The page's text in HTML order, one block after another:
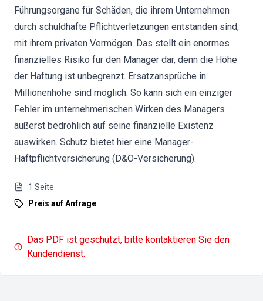
Führungsorgane für Schäden, die ihrem Unternehmen
durch schuldhafte Pflichtverletzungen entstanden sind,
mit ihrem privaten Vermögen. Das stellt ein enormes
finanzielles Risiko für den Manager dar, denn die Höhe
der Haftung ist unbegrenzt. Ersatzansprüche in
Millionenhöhe sind möglich. So kann sich ein einziger
Fehler im unternehmerischen Wirken des Managers
äußerst bedrohlich auf seine finanzielle Existenz
auswirken. Schutz bietet hier eine Manager-
Haftpflichtversicherung (D&O-Versicherung).
1 Seite
Preis auf Anfrage
Das PDF ist geschützt, bitte kontaktieren Sie den
Kundendienst.